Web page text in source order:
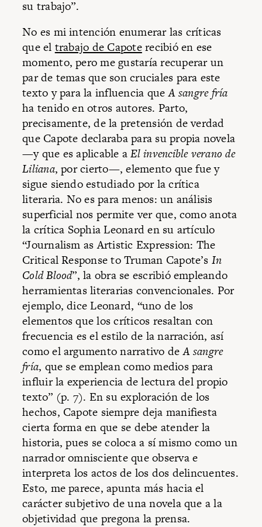
su trabajo”.
No es mi intención enumerar las críticas
que el trabajo de Capoterecibió en ese
momento, pero me gustaría recuperar un
par de temas que son cruciales para este
texto y para la influencia queA sangre fría
ha tenido en otros autores. Parto,
precisamente, de la pretensión de verdad
que Capote declaraba para su propia novela
—y que es aplicable aEl invencible verano de
Liliana, por cierto—, elemento que fue y
sigue siendo estudiado por la crítica
literaria. No es para menos: un análisis
superficial nos permite ver que, como anota
la crítica Sophia Leonard en su artículo
“Journalism as Artistic Expression: The
Critical Response to Truman Capote’s In
Cold Blood”, la obra se escribió empleando
herramientas literarias convencionales. Por
ejemplo, dice Leonard, “uno de los
elementos que los críticos resaltan con
frecuencia es el estilo de la narración, así
como el argumento narrativo deA sangre
fría, que se emplean como medios para
influir la experiencia de lectura del propio
texto” (p. 7). En su exploración de los
hechos, Capote siempre deja manifiesta
cierta forma en que se debe atender la
historia, pues se coloca a sí mismo como un
narrador omnisciente que observa e
interpreta los actos de los dos delincuentes.
Esto, me parece, apunta más hacia el
carácter subjetivo de una novela que a la
objetividad que pregona la prensa.